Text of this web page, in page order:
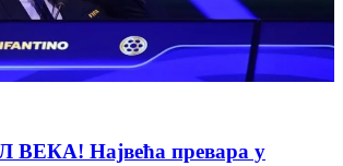
Највећа превара у